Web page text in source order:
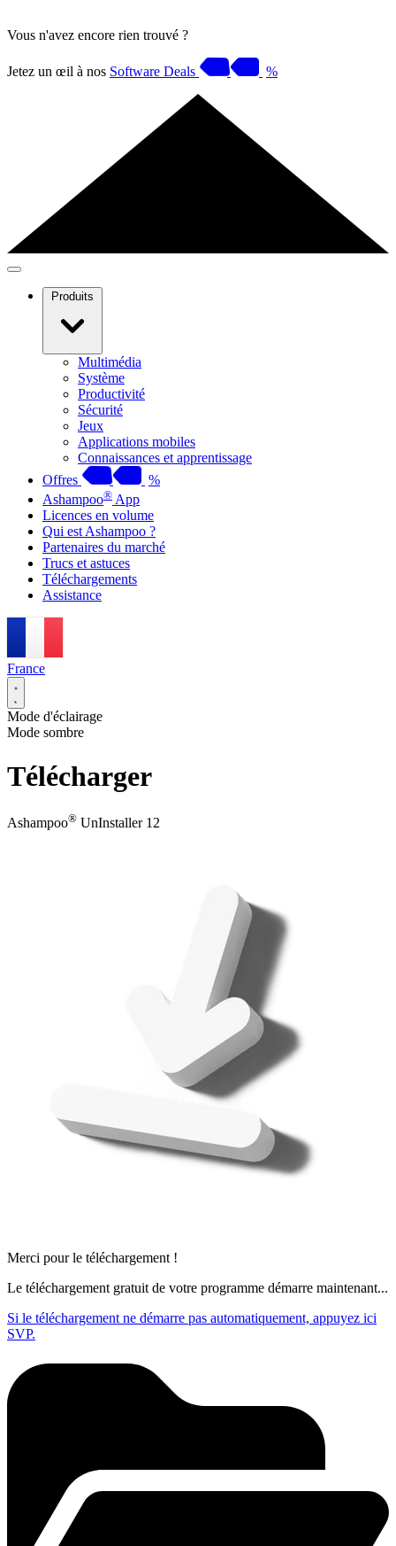
Vous n'avez encore rien trouvé ?
Jetez un œil à nos Software Deals %
Produits
Multimédia
Système
Productivité
Sécurité
Jeux
Applications mobiles
Connaissances et apprentissage
Offres
%
Ashampoo® App
Licences en volume
Qui est Ashampoo ?
Partenaires du marché
Trucs et astuces
Téléchargements
Assistance
France
Mode d'éclairage
Mode sombre
Télécharger
Ashampoo® UnInstaller 12
Merci pour le téléchargement !
Le téléchargement gratuit de votre programme démarre maintenant...
Si le téléchargement ne démarre pas automatiquement, appuyez ici
SVP.